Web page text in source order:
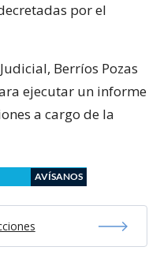
por el
Berríos Pozas
ejecutar un informe
a cargo de la
AVÍSANOS